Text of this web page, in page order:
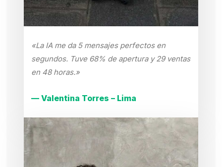
«La IA me da 5 mensajes perfectos en
segundos. Tuve 68% de apertura y 29 ventas
en 48 horas.»
— Valentina Torres – Lima